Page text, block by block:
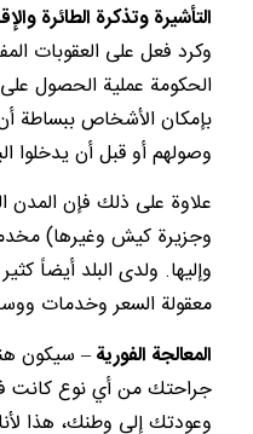
التأشيرة وتذكرة الطائرة
وكرد فعل على العقوبات
الحكومة عملية الحصول على
بإمكان الأشخاص ببساطة
وصولهم أو قبل أن يدخلوا
علاوة على ذلك فإن المدن
وجزيرة كيش وغيرها)
وإليها. ولدى البلد أيضاً
معقولة السعر وخدمات
المعالجة الفورية– سيكون
جراحتك من أي نوع كانت في
وعودتك إلى وطنك، هذا